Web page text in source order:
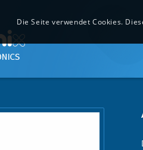
Die Seite verwendet Cookies.